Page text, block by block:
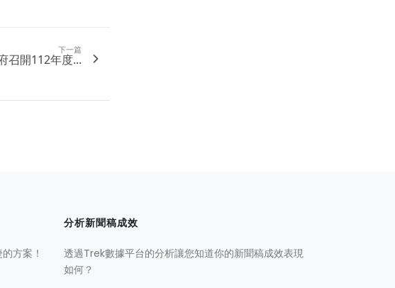
下一篇
召開112年度...
方案！
分析新聞稿成效
透過Trek數據平台的分析讓您知道你的新聞稿成效表現
如何？